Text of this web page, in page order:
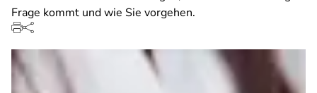
Frage kommt und wie Sie vorgehen.